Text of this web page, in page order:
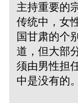
主持重要的
传统中，女
国甘肃的个
道，但大部
须由男性担
中是没有的。